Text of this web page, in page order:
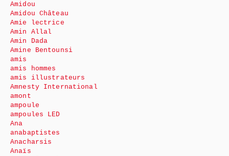
Amidou
Amidou Château
Amie lectrice
Amin Allal
Amin Dada
Amine Bentounsi
amis
amis hommes
amis illustrateurs
Amnesty International
amont
ampoule
ampoules LED
Ana
anabaptistes
Anacharsis
Anaïs